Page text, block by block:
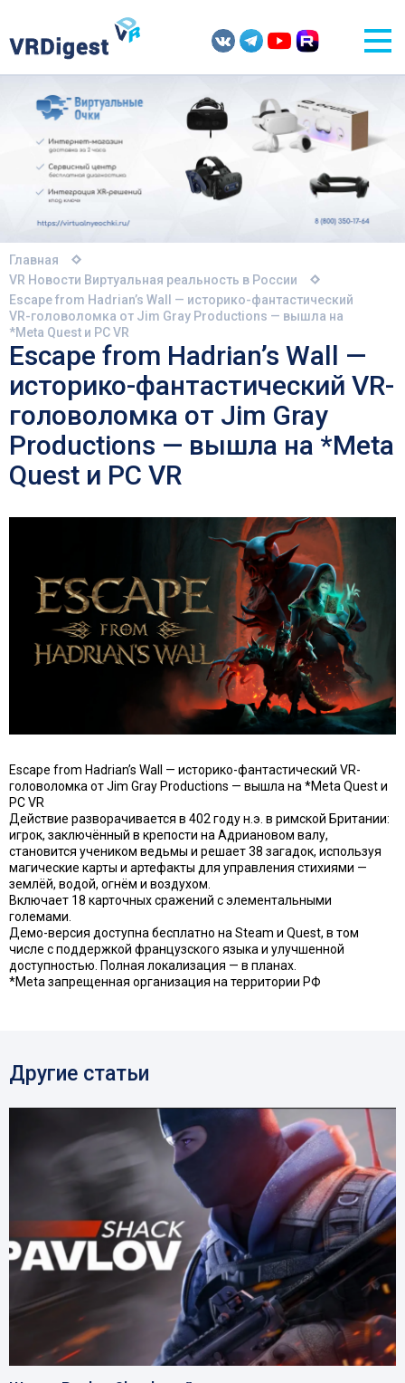
Главная
VR Новости Виртуальная реальность в России
Escape from Hadrian’s Wall — историко-фантастический
VR-головоломка от Jim Gray Productions — вышла на
*Meta Quest и PC VR
Escape from Hadrian’s Wall —
историко-фантастический VR-
головоломка от Jim Gray
Productions — вышла на *Meta
Quest и PC VR
Escape from Hadrian’s Wall — историко-фантастический VR-
головоломка от Jim Gray Productions — вышла на *Meta Quest и
PC VR
Действие разворачивается в 402 году н.э. в римской Британии:
игрок, заключённый в крепости на Адриановом валу,
становится учеником ведьмы и решает 38 загадок, используя
магические карты и артефакты для управления стихиями —
землёй, водой, огнём и воздухом.
Включает 18 карточных сражений с элементальными
големами.
Демо-версия доступна бесплатно на Steam и Quest, в том
числе с поддержкой французского языка и улучшенной
доступностью. Полная локализация — в планах.
*Meta запрещенная организация на территории РФ
Другие статьи